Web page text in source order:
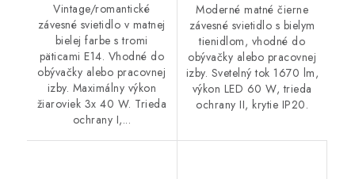
Vintage/romantické
závesné svietidlo v matnej
bielej farbe s tromi
päticami E14. Vhodné do
obývačky alebo pracovnej
izby. Maximálny výkon
žiaroviek 3x 40 W. Trieda
ochrany I,...
Moderné matné čierne
závesné svietidlo s bielym
tienidlom, vhodné do
obývačky alebo pracovnej
izby. Svetelný tok 1670 lm,
výkon LED 60 W, trieda
ochrany II, krytie IP20.